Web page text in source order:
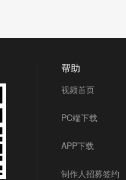
帮助
视频首页
PC端下载
APP下载
制作人招募签约